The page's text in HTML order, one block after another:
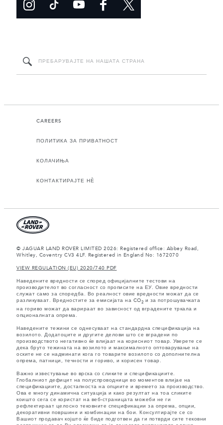
CAREERS
ПОЛИТИКА ЗА ПРИВАТНОСТ
КОЛАЧИЊА
КОНТАКТИРАЈТЕ НЀ
© JAGUAR LAND ROVER LIMITED 2026: Registered office: Abbey Road,
Whitley, Coventry CV3 4LF. Registered in England No: 1672070
VIEW REGULATION (EU) 2020/740 PDF
Наведените вредности се според официјалните тестови на
производителот во согласност со прописите на ЕУ. Овие вредности
служат само за споредба. Во реалност овие вредности можат да се
разликуваат. Вредностите за емисијата на CO2 и за потрошувачката
на гориво можат да варираат во зависност од вградените тркала и
опционалната опрема.
Наведените тежини се однесуваат на стандардна спецификација на
возилото. Додатоците и другите делови што се вградени по
производството негативно ќе влијаат на корисниот товар. Уверете се
дека бруто тежината на возилото и максималното оптоварување на
оските не се надминати кога го товарите возилото со дополнителна
опрема, патници, течности и гориво, и корисен товар.
Важно известување во врска со сликите и спецификациите.
Глобалниот дефицит на полуспроводници во моментов влијае на
спецификациите, достапноста на опциите и времето за производство.
Ова е многу динамична ситуација и како резултат на тоа сликите
коишто сега се користат на веб-страницата можеби не ги
рефлектираат целосно тековните спецификации за опрема, опции,
декоративни површини и комбинации на бои. Консултирајте се со
Вашиот продавач којшто ќе биде подготвен да ги потврди сите тековни